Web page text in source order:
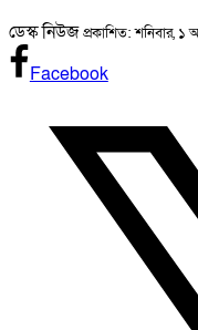
ডেস্ক নিউজপ্রকাশিত: শনিবার,
Facebook